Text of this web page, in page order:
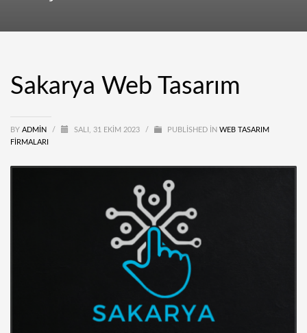
Sakarya Web Tasarım
BY ADMIN / SALI, 31 EKIM 2023 / PUBLISHED IN WEB TASARIM
FIRMALARI